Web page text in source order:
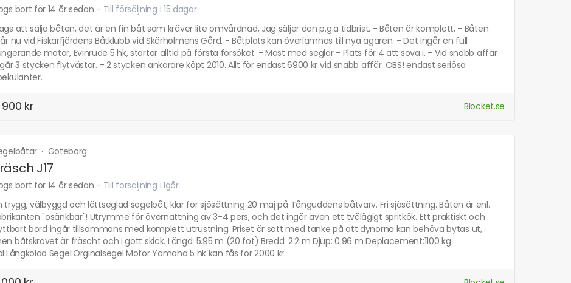
bort för 14 år sedan - Till försäljning i 15 dagar
att sälja båten, det är en fin båt som kräver lite omvårdnad, Jag säljer den p.g.a tidbrist. - Båten är komplett, - Båten
nu vid Fiskarfjärdens Båtklubb vid Skärholmens Gård. - Båtplats kan överlämnas till nya ägaren. - Det ingår en full
motor, Evinrude 5 hk, startar alltid på första försöket. - Mast med seglar - Plats för 4 att sova i. - Vid snabb affär
3 stycken flytvästar. - 2 stycken ankarare köpt 2010. Allt för endast 6900 kr vid snabb affär. OBS! endast seriösa
kr Blocket.se
· Göteborg
J17
bort för 14 år sedan - Till försäljning i Igår
trygg, välbyggd och lättseglad segelbåt, klar för sjösättning 20 maj på Tånguddens båtvarv. Fri sjösättning. Båten är enl.
"osänkbar"! Utrymme för övernattning av 3-4 pers, och det ingår även ett tvålågigt spritkök. Ett praktiskt och
bord ingår tillsammans med komplett utrustning. Priset är satt med tanke på att dynorna kan behöva bytas ut,
båtskrovet är fräscht och i gott skick. Längd: 5.95 m (20 fot) Bredd: 2.2 m Djup: 0.96 m Deplacement:1100 kg
Segel:Orginalsegel Motor Yamaha 5 hk kan fås för 2000 kr.